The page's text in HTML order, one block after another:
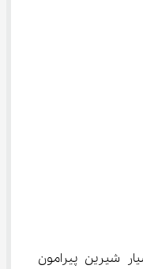
شیرین پیرامون